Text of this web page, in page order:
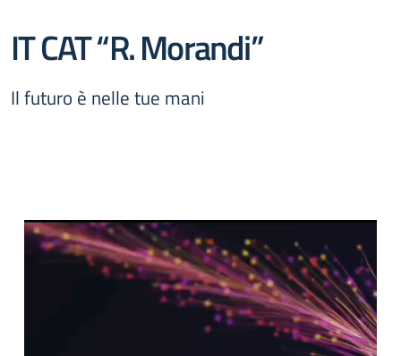
IT CAT “R. Morandi”
Il futuro è nelle tue mani
Video
Player